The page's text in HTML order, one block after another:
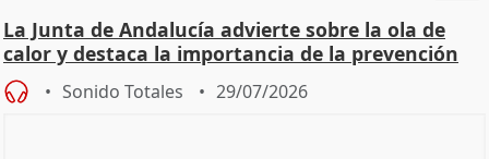
La Junta de Andalucía advierte sobre la ola de
calor y destaca la importancia de la prevención
Sonido Totales 29/07/2026